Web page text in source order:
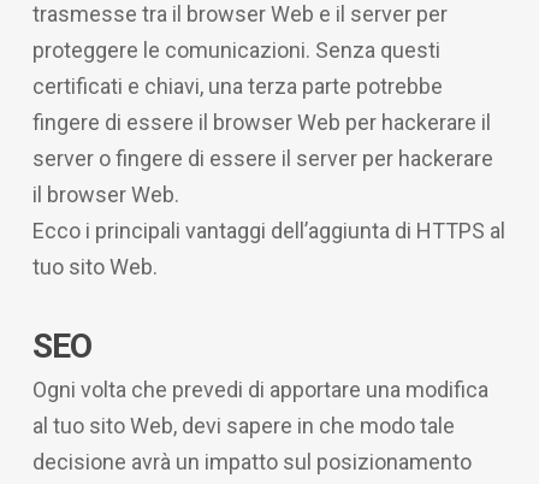
trasmesse tra il browser Web e il server per
proteggere le comunicazioni. Senza questi
certificati e chiavi, una terza parte potrebbe
fingere di essere il browser Web per hackerare il
server o fingere di essere il server per hackerare
il browser Web.
Ecco i principali vantaggi dell’aggiunta di HTTPS al
tuo sito Web.
SEO
Ogni volta che prevedi di apportare una modifica
al tuo sito Web, devi sapere in che modo tale
decisione avrà un impatto sul posizionamento